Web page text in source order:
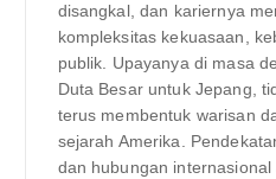
disangkal, dan kariernya
kompleksitas kekuasaan,
publik. Upayanya di masa
Duta Besar untuk Jepang,
terus membentuk warisan
sejarah Amerika.
dan hubungan